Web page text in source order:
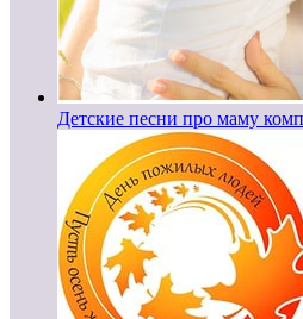
Детские песни про маму